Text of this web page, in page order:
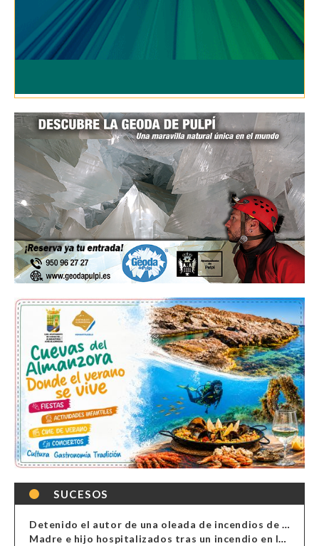
SUCESOS
Detenido el autor de una oleada de incendios de contenedores en Almería
Madre e hijo hospitalizados tras un incendio en la cocina de una vivienda en Almería